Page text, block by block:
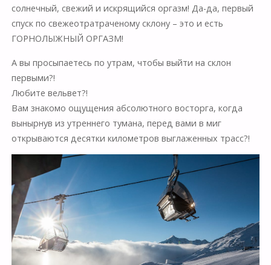
солнечный, свежий и искрящийся оргазм! Да-да, первый
спуск по свежеотратраченому склону – это и есть
ГОРНОЛЫЖНЫЙ ОРГАЗМ!
А вы просыпаетесь по утрам, чтобы выйти на склон
первыми?!
Любите вельвет?!
Вам знакомо ощущения абсолютного восторга, когда
вынырнув из утреннего тумана, перед вами в миг
открываются десятки километров выглаженных трасс?!